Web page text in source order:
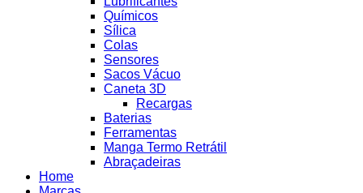
Químicos
Sílica
Colas
Sensores
Sacos Vácuo
Caneta 3D
Recargas
Baterias
Ferramentas
Manga Termo Retrátil
Abraçadeiras
Home